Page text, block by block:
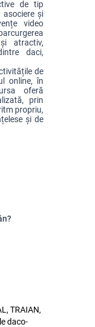
asociere și
video
atractiv,
daci,
de
online, în
oferă
prin
propriu,
și de
TRAIAN,
daco-